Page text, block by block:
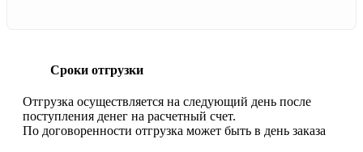
Сроки отгрузки
Отгрузка осуществляется на следующий день после
поступления денег на расчетный счет.
По договоренности отгрузка может быть в день заказа